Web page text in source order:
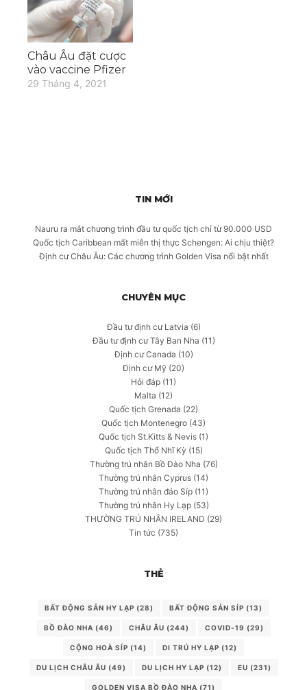
Châu Âu đặt cược
vào vaccine Pfizer
29 Tháng 4, 2021
TIN MỚI
Nauru ra mắt chương trình đầu tư quốc tịch chỉ từ 90.000 USD
Quốc tịch Caribbean mất miễn thị thực Schengen: Ai chịu thiệt?
Định cư Châu Âu: Các chương trình Golden Visa nổi bật nhất
CHUYÊN MỤC
Đầu tư định cư Latvia (6)
Đầu tư định cư Tây Ban Nha (11)
Định cư Canada (10)
Định cư Mỹ (20)
Hỏi đáp (11)
Malta (12)
Quốc tịch Grenada (22)
Quốc tịch Montenegro (43)
Quốc tịch St.Kitts & Nevis (1)
Quốc tịch Thổ Nhĩ Kỳ (15)
Thường trú nhân Bồ Đào Nha (76)
Thường trú nhân Cyprus (14)
Thường trú nhân đảo Síp (11)
Thường trú nhân Hy Lạp(53)
THƯỜNG TRÚ NHÂN IRELAND (29)
Tin tức (735)
THẺ
BẤT ĐỘNG SẢN HY LẠP (28) BẤT ĐỘNG SẢN SÍP (13)
BỒ ĐÀO NHA (46) CHÂU ÂU (244) COVID-19 (29)
CỘNG HOÀ SÍP (14) DI TRÚ HY LẠP (12)
DU LỊCH CHÂU ÂU (49) DU LỊCH HY LẠP (12) EU (231)
GOLDEN VISA BỒ ĐÀO NHA (71)